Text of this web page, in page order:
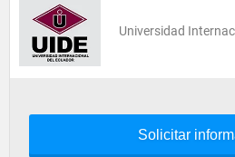
Universidad
Solicitar